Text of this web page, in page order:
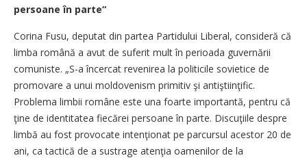
persoane în parte“
Corina Fusu, deputat din partea Partidului Liberal, consideră că
limba română a avut de suferit mult în perioada guvernării
comuniste. „S-a încercat revenirea la politicile sovietice de
promovare a unui moldovenism primitiv şi antiştiinţific.
Problema limbii române este una foarte importantă, pentru că
ţine de identitatea fiecărei persoane în parte. Discuţiile despre
limbă au fost provocate intenţionat pe parcursul acestor 20 de
ani, ca tactică de a sustrage atenţia oamenilor de la